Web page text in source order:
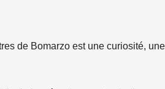
de Bomarzo est une curiosité,